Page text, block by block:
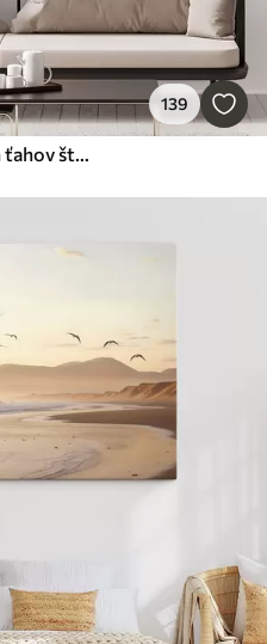
139
Abstrakcia s imitáciou veľkých ťahov štetcom